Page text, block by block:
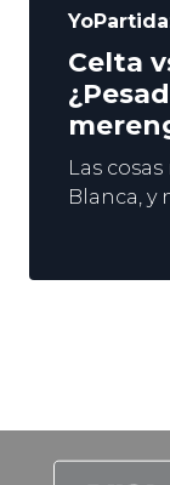
Celta
Las
Blanca, y
Madrid
liguero
equipo
esperar